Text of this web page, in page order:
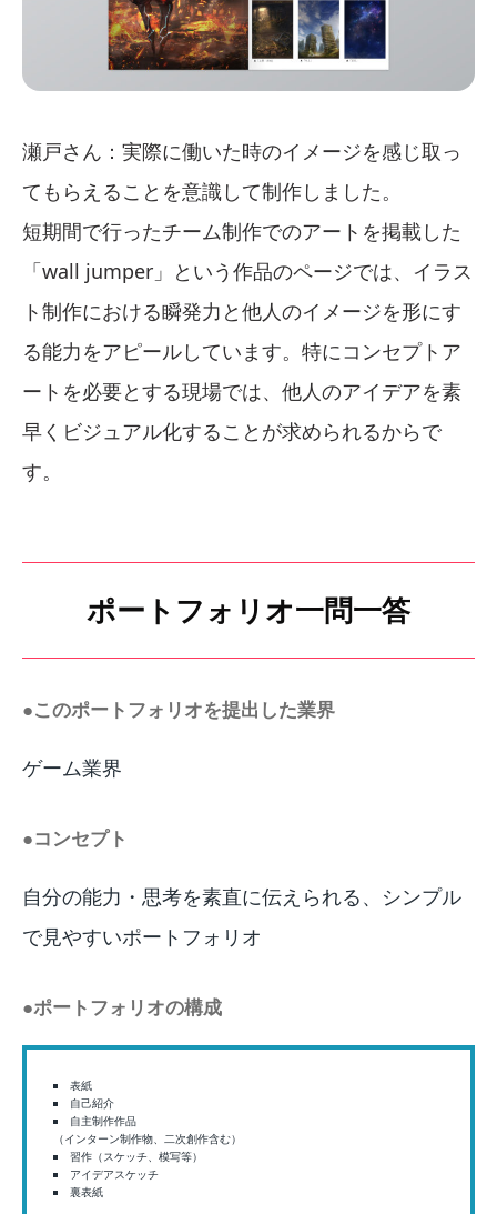
瀬戸さん：実際に働いた時のイメージを感じ取っ
てもらえることを意識して制作しました。
短期間で行ったチーム制作でのアートを掲載した
「wall jumper」という作品のページでは、イラス
ト制作における瞬発力と他人のイメージを形にす
る能力をアピールしています。特にコンセプトア
ートを必要とする現場では、他人のアイデアを素
早くビジュアル化することが求められるからで
す。
ポートフォリオ一問一答
●このポートフォリオを提出した業界
ゲーム業界
●コンセプト
自分の能力・思考を素直に伝えられる、シンプル
で見やすいポートフォリオ
●ポートフォリオの構成
表紙
自己紹介
自主制作作品
（インターン制作物、二次創作含む）
習作（スケッチ、模写等）
アイデアスケッチ
裏表紙